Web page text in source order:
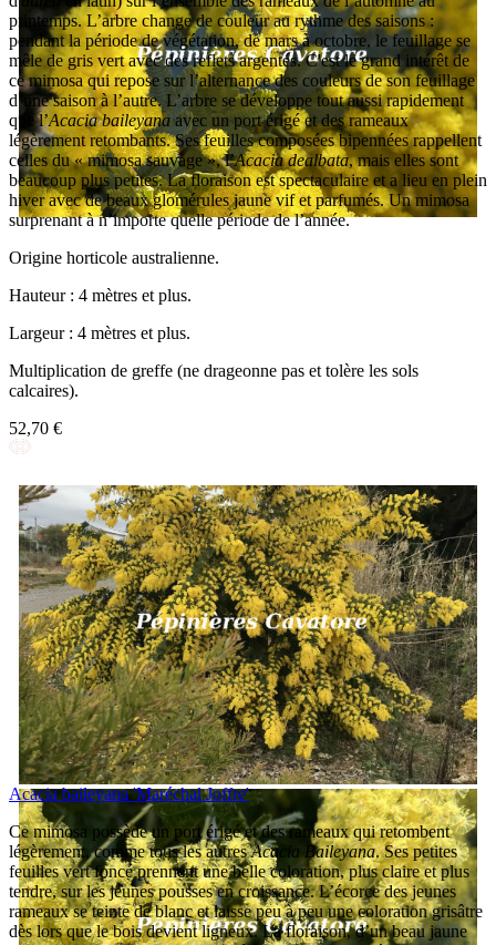
printemps. L’arbre change de couleur au rythme des saisons :
pendant la période de végétation, de mars à octobre, le feuillage se
mêle de gris vert avec des reflets argentés. C'est le grand intérêt de
ce mimosa qui repose sur l’alternance des couleurs de son feuillage
d’une saison à l’autre. L’arbre se développe tout aussi rapidement
que l’Acacia baileyanaavec un port érigé et des rameaux
légèrement retombants. Ses feuilles composées bipennées rappellent
celles du « mimosa sauvage », l’Acacia dealbata, mais elles sont
beaucoup plus petites. La floraison est spectaculaire et a lieu en plein
hiver avec de beaux glomérules jaune vif et parfumés. Un mimosa
surprenant à n’importe quelle période de l’année.
Origine horticole australienne.
Hauteur : 4 mètres et plus.
Largeur : 4 mètres et plus.
Multiplication de greffe (ne drageonne pas et tolère les sols
calcaires).
52,70 €
Acacia baileyana 'Maréchal Joffre'
Ce mimosa possède un port érigé et des rameaux qui retombent
légèrement, comme tous les autresAcacia Baileyana. Ses petites
feuilles vert foncé prennent une belle coloration, plus claire et plus
tendre, sur les jeunes pousses en croissance. L’écorce des jeunes
rameaux se teinte de blanc et laisse peu à peu une coloration grisâtre
dès lors que le bois devient ligneux. La floraison, d’un beau jaune